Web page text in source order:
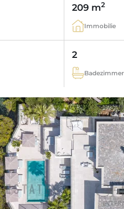
209 m2
Immobilie
2
Badezimmer
weitere Fotos